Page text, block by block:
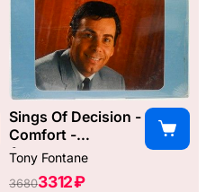
Sings Of Decision -
Comfort -
Assurance
(USA), 1967
Tony Fontane
36803312 ₽